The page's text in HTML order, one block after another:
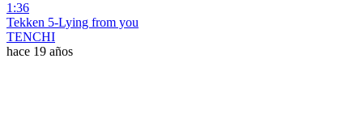
1:36
Tekken 5-Lying from you
TENCHI
hace 19 años